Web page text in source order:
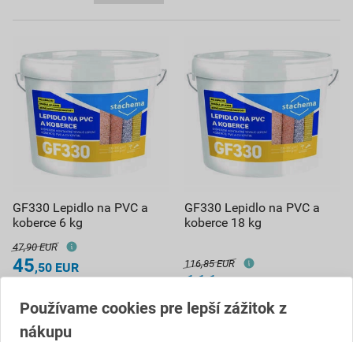
GF330 Lepidlo na PVC a
koberce 6 kg
47,90 EUR
45,50 EUR
Vyberte si predajňu
Na sklade v (1) predajniach
GF330 Lepidlo na PVC a
koberce 18 kg
116,85 EUR
111
cena za ks s DPH
Používame cookies pre lepší zážitok z
nákupu